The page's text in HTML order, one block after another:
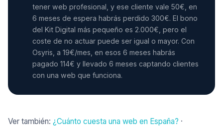
tener web profesional, y ese cliente vale 50€, en
6 meses de espera habrás perdido 300€. El bono
del Kit Digital más pequeño es 2.000€, pero el
coste de no actuar puede ser igual o mayor. Con
Osyris, a 19€/mes, en esos 6 meses habrás
pagado 114€ y llevado 6 meses captando clientes
con una web que funciona.
Ver también: ¿Cuánto cuesta una web en España? ·